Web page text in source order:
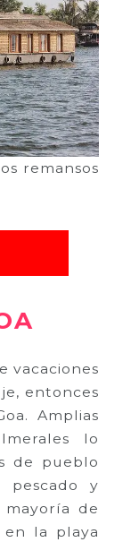
remansos
vacaciones
entonces
Amplias
lo
de pueblo
pescado y
mayoría de
en la playa